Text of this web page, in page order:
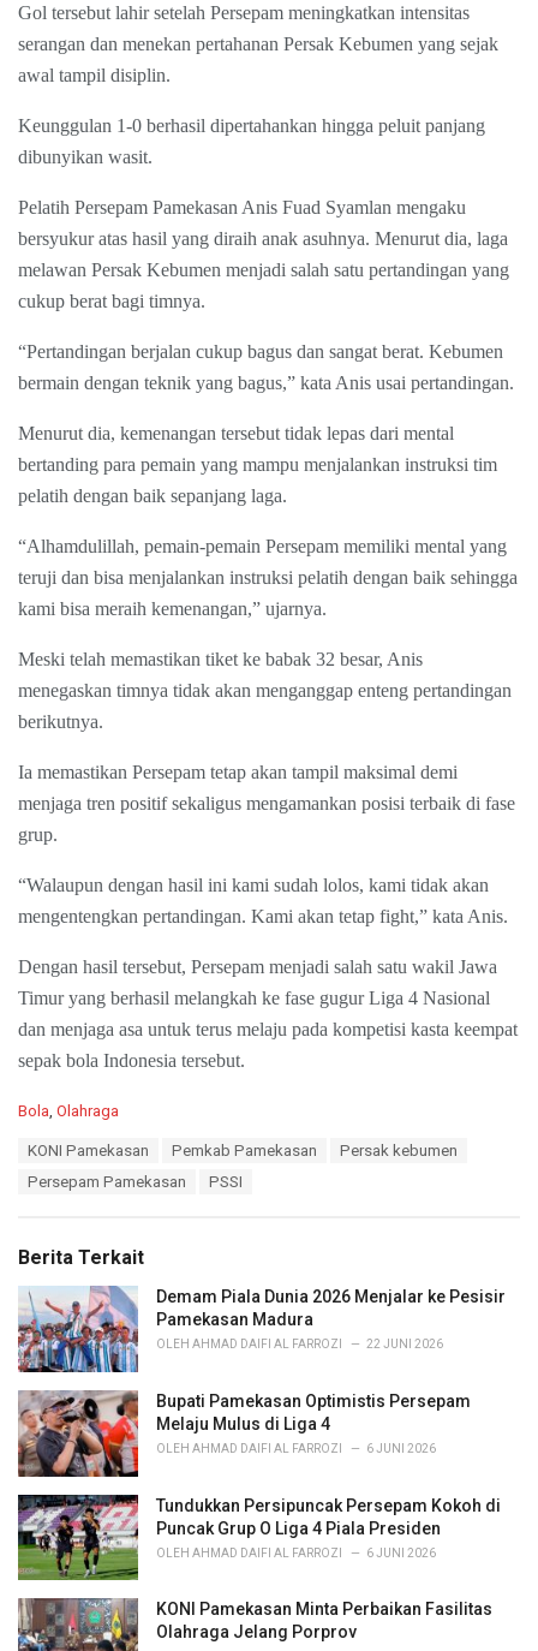
Gol tersebut lahir setelah Persepam meningkatkan intensitas
serangan dan menekan pertahanan Persak Kebumen yang sejak
awal tampil disiplin.
Keunggulan 1-0 berhasil dipertahankan hingga peluit panjang
dibunyikan wasit.
Pelatih Persepam Pamekasan Anis Fuad Syamlan mengaku
bersyukur atas hasil yang diraih anak asuhnya. Menurut dia, laga
melawan Persak Kebumen menjadi salah satu pertandingan yang
cukup berat bagi timnya.
“Pertandingan berjalan cukup bagus dan sangat berat. Kebumen
bermain dengan teknik yang bagus,” kata Anis usai pertandingan.
Menurut dia, kemenangan tersebut tidak lepas dari mental
bertanding para pemain yang mampu menjalankan instruksi tim
pelatih dengan baik sepanjang laga.
“Alhamdulillah, pemain-pemain Persepam memiliki mental yang
teruji dan bisa menjalankan instruksi pelatih dengan baik sehingga
kami bisa meraih kemenangan,” ujarnya.
Meski telah memastikan tiket ke babak 32 besar, Anis
menegaskan timnya tidak akan menganggap enteng pertandingan
berikutnya.
Ia memastikan Persepam tetap akan tampil maksimal demi
menjaga tren positif sekaligus mengamankan posisi terbaik di fase
grup.
“Walaupun dengan hasil ini kami sudah lolos, kami tidak akan
mengentengkan pertandingan. Kami akan tetap fight,” kata Anis.
Dengan hasil tersebut, Persepam menjadi salah satu wakil Jawa
Timur yang berhasil melangkah ke fase gugur Liga 4 Nasional
dan menjaga asa untuk terus melaju pada kompetisi kasta keempat
sepak bola Indonesia tersebut.
C
i
e
:
Bola Olahraga
KONI Pamekasan Pemkab Pamekasan
Persak kebumen
Persepam Pamekasan
PSSI
Berita Terkait
Demam Piala Dunia 2026 Menjalar ke Pesisir
Pamekasan Madura
OLEH AHMAD DAIFI AL FARROZI 22 JUNI 2026
Bupati Pamekasan Optimistis Persepam
Melaju Mulus di Liga 4
OLEH AHMAD DAIFI AL FARROZI 6 JUNI 2026
Tundukkan Persipuncak Persepam Kokoh di
Puncak Grup O Liga 4 Piala Presiden
OLEH AHMAD DAIFI AL FARROZI 6 JUNI 2026
KONI Pamekasan Minta Perbaikan Fasilitas
Olahraga Jelang Porprov